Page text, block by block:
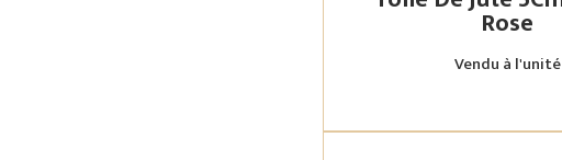
Rose
Vendu à l'unité